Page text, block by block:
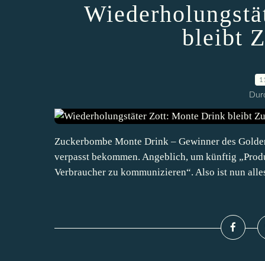
bleibt
Zuckerbombe Monte Drink – Gewinner des
verpasst bekommen. Angeblich, um künftig
Verbraucher zu kommunizieren“. Also ist nun